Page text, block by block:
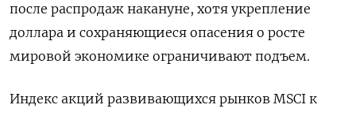
после распродаж накануне, хотя укрепление
доллара и сохраняющиеся опасения о росте
мировой экономике ограничивают подъем.
Индекс акций развивающихся рынков MSCI к